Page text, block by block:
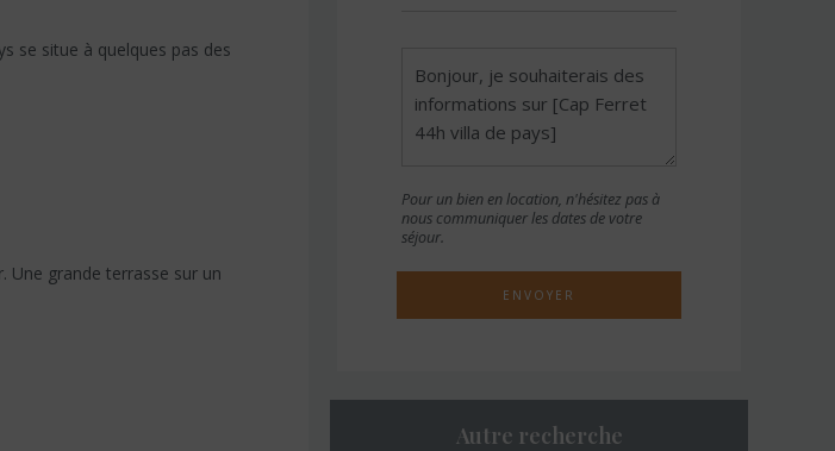
se situe à quelques pas des
Une grande terrasse sur un
Pour un bien en location, n'hésitez pas à
nous communiquer les dates de votre
séjour.
ENVOYER
Autre recherche